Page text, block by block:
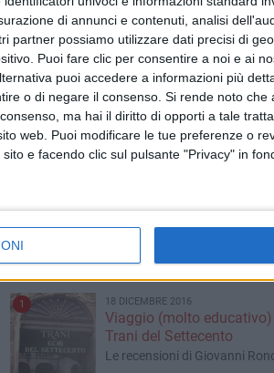
di annunci e contenuti, analisi
partner possiamo utilizzare dati precisi di
Puoi fare clic per consentire a noi e ai
puoi accedere a informazioni più
o di negare il consenso. Si rende noto che
ma hai il diritto di opporti a tale
web. Puoi modificare le tue preferenze o
e facendo clic sul pulsante "Privacy" in
29 GENNAIO 2017
Trani e lo Jus Civile nel
Medioevo
Faconda legge in filigrana la
d’una Tradizopne
15 GENNAIO 2017
Raffaello Piracci, Trani e
dei poteri
Nel Quaderno Tranese a lui
1 18 DICEMBRE 2016
Viaggio (molto
Trani del Settecento
Le recensioni di Giovanni